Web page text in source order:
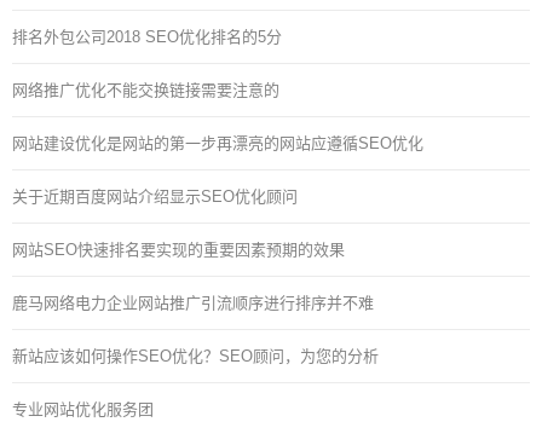
排名外包公司2018 SEO优化排名的5分
网络推广优化不能交换链接需要注意的
网站建设优化是网站的第一步再漂亮的网站应遵循SEO优化
关于近期百度网站介绍显示SEO优化顾问
网站SEO快速排名要实现的重要因素预期的效果
鹿马网络电力企业网站推广引流顺序进行排序并不难
新站应该如何操作SEO优化？SEO顾问，为您的分析
专业网站优化服务团